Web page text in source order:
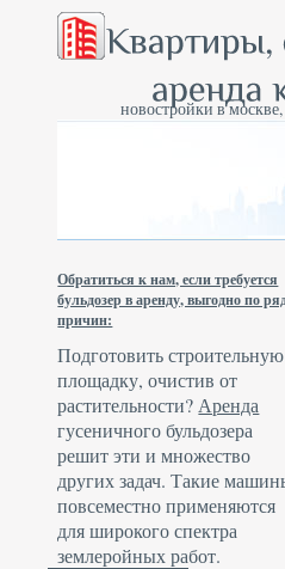
новостройки в
Обратиться к нам, если требуется
бульдозер в аренду, выгодно по
причин:
Подготовить строительную
площадку, очистив от
растительности? Аренда
гусеничного бульдозера
решит эти и множество
других задач. Такие
повсеместно применяются
для широкого спектра
землеройных работ.